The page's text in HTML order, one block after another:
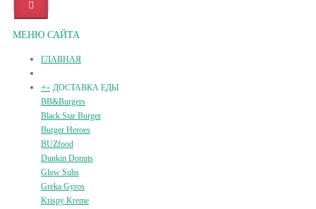
МЕНЮ САЙТА
ГЛАВНАЯ
+- ДОСТАВКА ЕДЫ
BB&Burgers
Black Star Burger
Burger Heroes
BUZfood
Dunkin Donuts
Glow Subs
Greka Gyros
Krispy Kreme